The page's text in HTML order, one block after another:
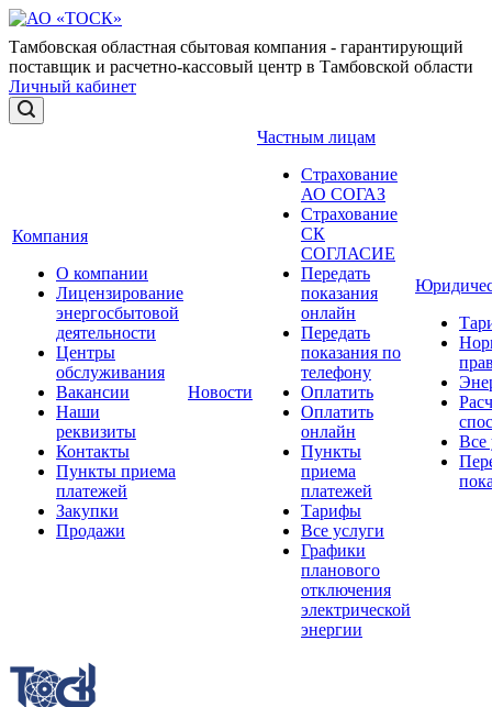
Тамбовская областная сбытовая компания - гарантирующий
поставщик и расчетно-кассовый центр в Тамбовской области
Личный кабинет
Компания
О компании
Лицензирование
энергосбытовой
деятельности
Центры
обслуживания
Вакансии
Наши
реквизиты
Контакты
Пункты приема
платежей
Закупки
Продажи
Новости
Частным лицам
Страхование
АО СОГАЗ
Страхование
СК
СОГЛАСИЕ
Передать
показания
онлайн
Передать
показания по
телефону
Оплатить
Оплатить
онлайн
Пункты
приема
платежей
Тарифы
Все услуги
Графики
планового
отключения
электрической
энергии
Все